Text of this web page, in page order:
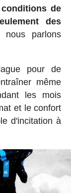
de
des
parlons
pour de
même
les mois
et le confort
d'incitation à